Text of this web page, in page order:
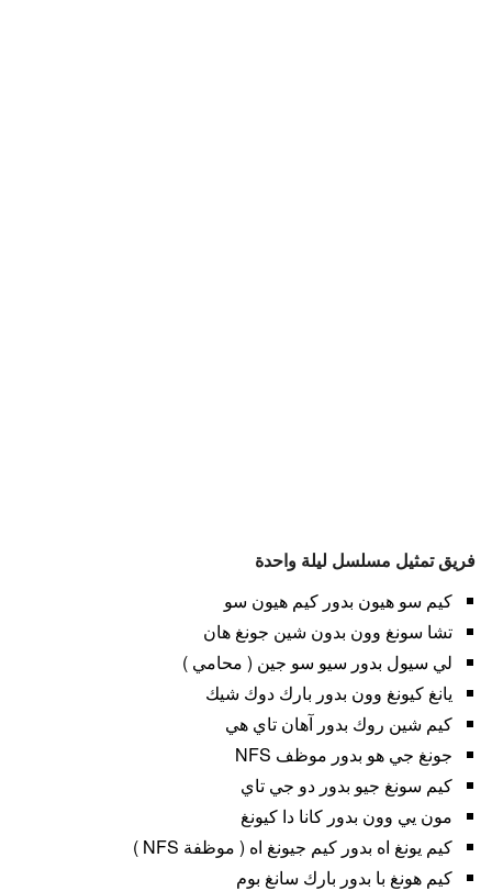
فريق تمثيل مسلسل ليلة واحدة
كيم سو هيون بدور كيم هيون سو
تشا سونغ وون بدون شين جونغ هان
لي سيول بدور سيو سو جين ( محامي )
يانغ كيونغ وون بدور بارك دوك شيك
كيم شين روك بدور آهان تاي هي
جونغ جي هو بدور موظف NFS
كيم سونغ جيو بدور دو جي تاي
مون يي وون بدور كانا دا كيونغ
كيم يونغ اه بدور كيم جيونغ اه ( موظفة NFS )
كيم هونغ با بدور بارك سانغ بوم